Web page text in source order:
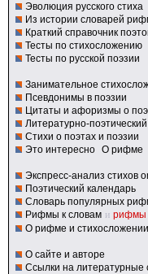
Эволюция русского стиха
Из истории словарей
Краткий справочник
Тесты по стихосложению
Тесты по русской поэзии
Занимательное
Псевдонимы в поэзии
Цитаты и афоризмы о
Литературно-
Стихи о поэтах и поэзии
Это интересно О рифме
Экспресс-анализ стихов
Поэтический календарь
Словарь популярных
Рифмы к словам и рифмы
О рифме и стихосложении
О сайте и авторе
Ссылки на литературные